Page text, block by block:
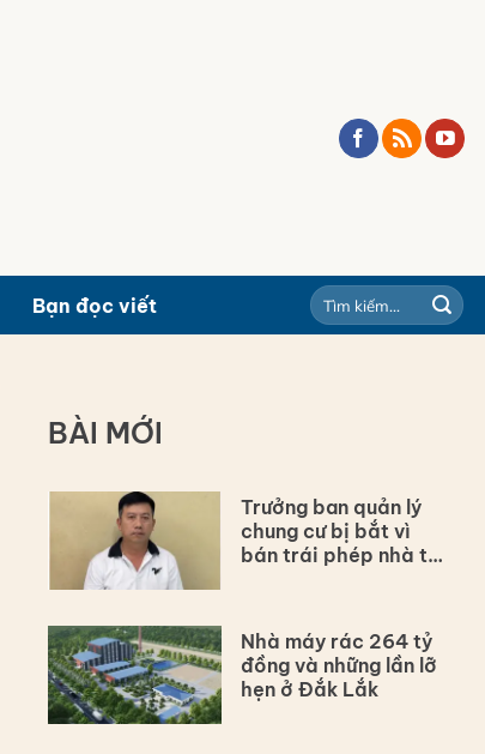
Bạn đọc viết
BÀI MỚI
Trưởng ban quản lý
chung cư bị bắt vì
bán trái phép nhà tái
Nhà máy rác 264 tỷ
đồng và những lần lỡ
hẹn ở Đắk Lắk